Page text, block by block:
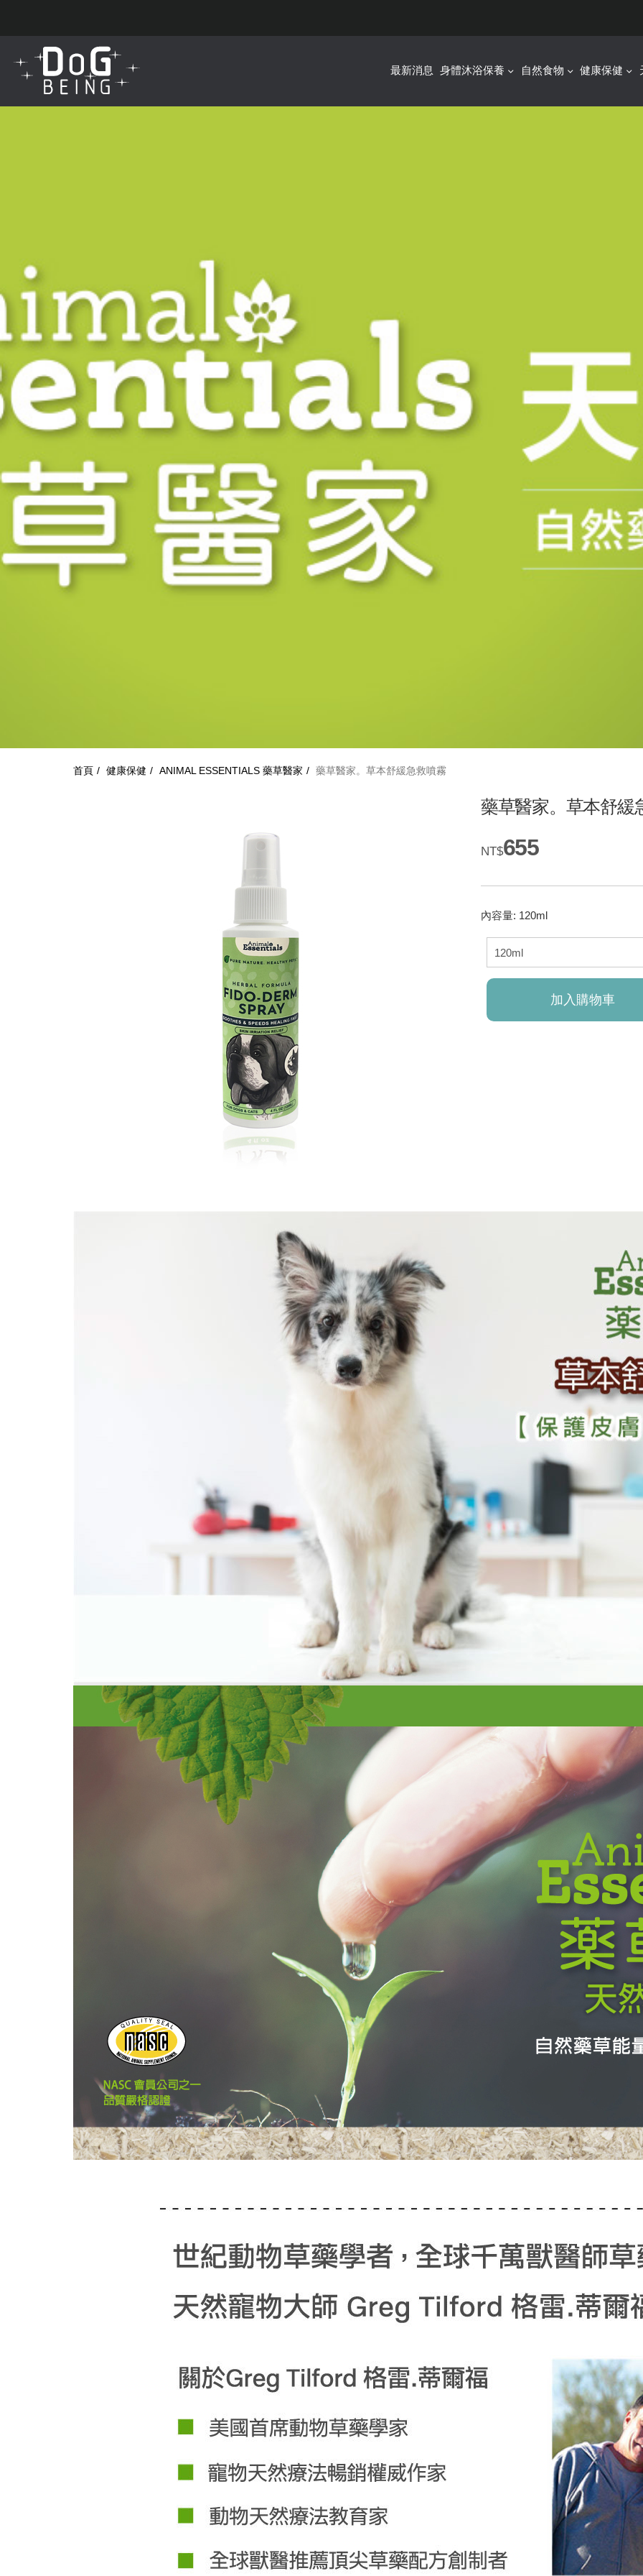
最新消息 身體沐浴保養 自然食物 健康保健
首頁 健康保健 ANIMAL ESSENTIALS 藥草醫家 藥草醫家。草本舒緩急救噴霧
藥草醫家。草本舒緩
NT$655
內容量: 120ml
加入購物車